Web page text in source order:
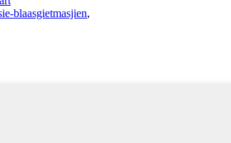
blaasgietmasjien,